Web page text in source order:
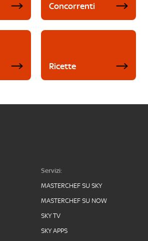
Concorrenti
Ricette
Servizi:
MASTERCHEF SU SKY
MASTERCHEF SU NOW
SKY TV
SKY APPS